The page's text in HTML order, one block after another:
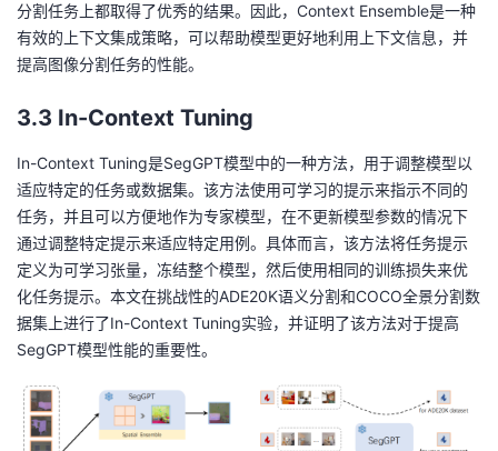
分割任务上都取得了优秀的结果。因此，Context Ensemble是一种
有效的上下文集成策略，可以帮助模型更好地利用上下文信息，并
提高图像分割任务的性能。
3.3 In-Context Tuning
In-Context Tuning是SegGPT模型中的一种方法，用于调整模型以
适应特定的任务或数据集。该方法使用可学习的提示来指示不同的
任务，并且可以方便地作为专家模型，在不更新模型参数的情况下
通过调整特定提示来适应特定用例。具体而言，该方法将任务提示
定义为可学习张量，冻结整个模型，然后使用相同的训练损失来优
化任务提示。本文在挑战性的ADE20K语义分割和COCO全景分割数
据集上进行了In-Context Tuning实验，并证明了该方法对于提高
SegGPT模型性能的重要性。